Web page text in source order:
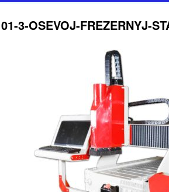
01-3-OSEVOJ-FREZERNYJ-